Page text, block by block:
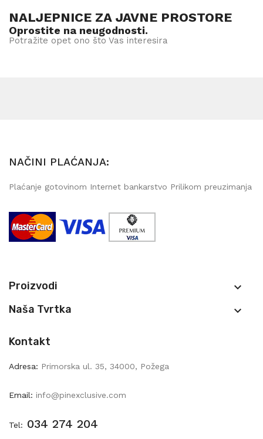
NALJEPNICE ZA JAVNE PROSTORE
Oprostite na neugodnosti.
Potražite opet ono što Vas interesira
NAČINI PLAĆANJA:
Plaćanje gotovinom Internet bankarstvo Prilikom preuzimanja
Proizvodi 
Naša Tvrtka 
Kontakt
Adresa: Primorska ul. 35, 34000, Požega
Email: info@pinexclusive.com
Tel: 034 274 204